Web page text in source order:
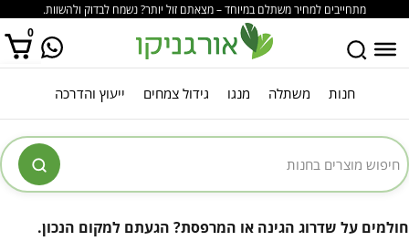
מתחייבים למחיר משתלם במיוחד – מצאתם זול יותר? נשמח לבדוק ולהשוות.
0
אין מוצרים בסל הקניות. חנות משתלה מנגו גידול צמחים ייעוץ והדרכה
חולמים על שדרוג הגינה או המרפסת? הגעתם למקום הנכון.